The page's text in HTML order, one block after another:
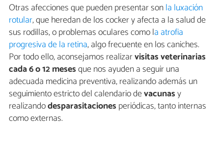
Otras afecciones que pueden presentar sonla luxación
rotular, que heredan de los cocker y afecta a la salud de
sus rodillas, o problemas oculares como la atrofia
progresiva de la retina, algo frecuente en los caniches.
Por todo ello, aconsejamos realizarvisitas veterinarias
cada 6 o 12 mesesque nos ayuden a seguir una
adecuada medicina preventiva, realizando además un
seguimiento estricto del calendario devacunasy
realizandodesparasitaciones periódicas, tanto internas
como externas.